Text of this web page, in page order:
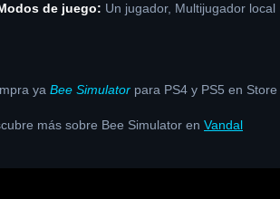
de juego: Un jugador, Multijugador local
ya Bee Simulator para PS4 y PS5 en
más sobre Bee Simulator en Vandal